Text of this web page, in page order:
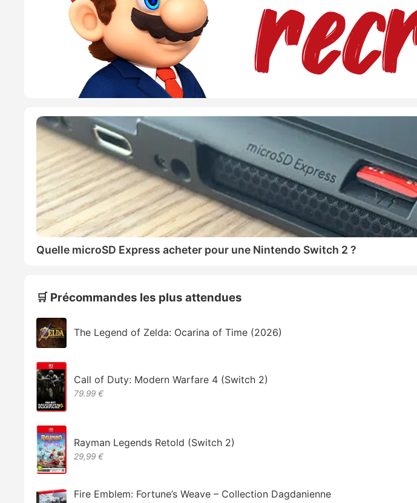
Quelle microSD Express acheter pour une Nintendo Switch 2 ?
🛒 Précommandes les plus attendues
The Legend of Zelda: Ocarina of Time (2026)
Call of Duty: Modern Warfare 4 (Switch 2)
79.99 €
Rayman Legends Retold (Switch 2)
29,99 €
Fire Emblem: Fortune’s Weave – Collection Dagdanienne